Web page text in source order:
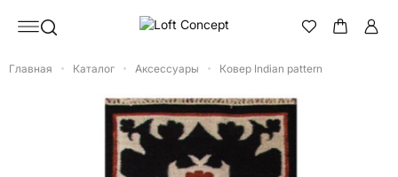
Главная Каталог Аксессуары Ковер Indian pattern